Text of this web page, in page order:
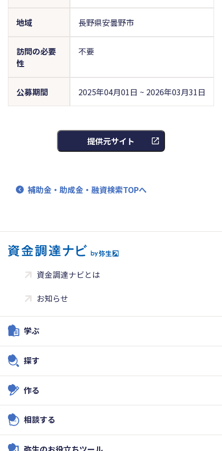
地域 長野県安曇野市
訪問の必要
性
不要
公募期間 2025年04月01日 ~ 2026年03月31日
提供元サイト
補助金・助成金・融資検索TOPへ
資金調達ナビとは
お知らせ
学ぶ
探す
作る
相談する